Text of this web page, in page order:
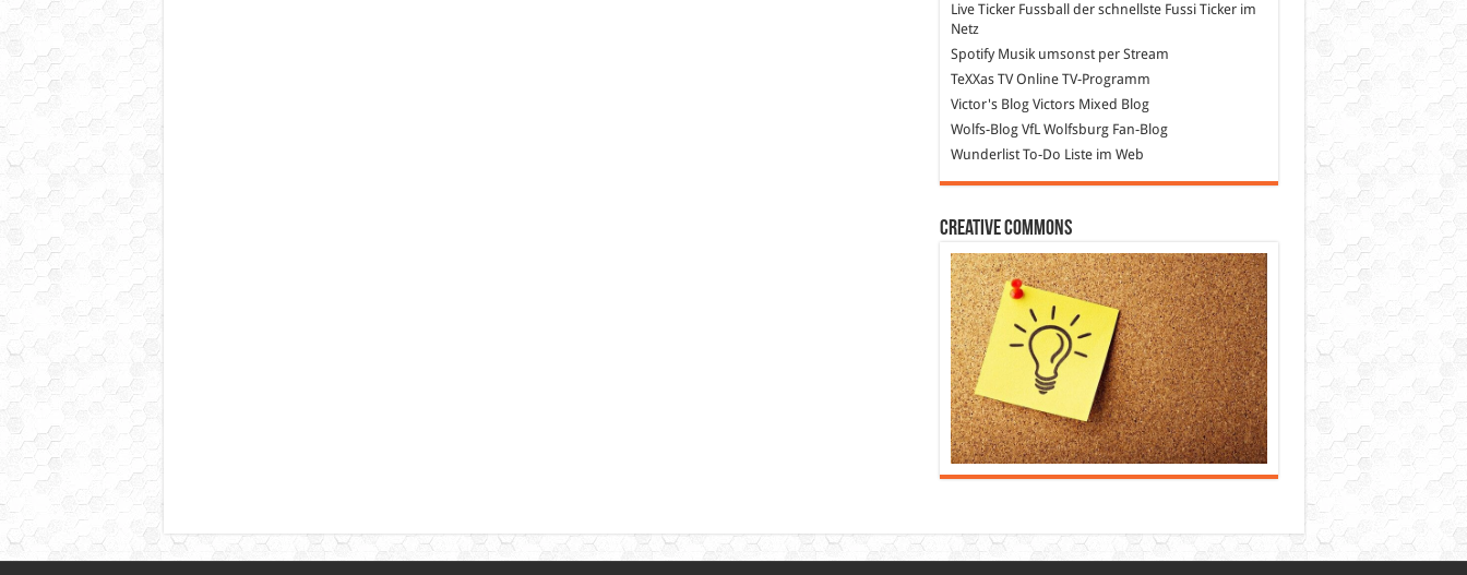
Live Ticker Fussball
der schnellste Fussi Ticker im
Netz
SpotifyMusik umsonst per Stream
TeXXas TVOnline TV-Programm
Victor's BlogVictors Mixed Blog
Wolfs-BlogVfL Wolfsburg Fan-Blog
WunderlistTo-Do Liste im Web
Creative Commons